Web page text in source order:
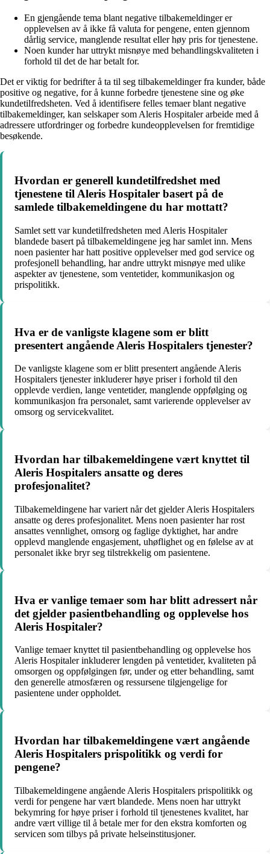
En gjengående tema blant negative tilbakemeldinger er
opplevelsen av å ikke få valuta for pengene, enten gjennom
dårlig service, manglende resultat eller høy pris for tjenestene.
Noen kunder har uttrykt misnøye med behandlingskvaliteten i
forhold til det de har betalt for.
Det er viktig for bedrifter å ta til seg tilbakemeldinger fra kunder, både
positive og negative, for å kunne forbedre tjenestene sine og øke
kundetilfredsheten. Ved å identifisere felles temaer blant negative
tilbakemeldinger, kan selskaper som Aleris Hospitaler arbeide med å
adressere utfordringer og forbedre kundeopplevelsen for fremtidige
besøkende.
Hvordan er generell kundetilfredshet med
tjenestene til Aleris Hospitaler basert på de
samlede tilbakemeldingene du har mottatt?
Samlet sett var kundetilfredsheten med Aleris Hospitaler
blandede basert på tilbakemeldingene jeg har samlet inn. Mens
noen pasienter har hatt positive opplevelser med god service og
profesjonell behandling, har andre uttrykt misnøye med ulike
aspekter av tjenestene, som ventetider, kommunikasjon og
prispolitikk.
Hva er de vanligste klagene som er blitt
presentert angående Aleris Hospitalers tjenester?
De vanligste klagene som er blitt presentert angående Aleris
Hospitalers tjenester inkluderer høye priser i forhold til den
opplevde verdien, lange ventetider, manglende oppfølging og
kommunikasjon fra personalet, samt varierende opplevelser av
omsorg og servicekvalitet.
Hvordan har tilbakemeldingene vært knyttet til
Aleris Hospitalers ansatte og deres
profesjonalitet?
Tilbakemeldingene har variert når det gjelder Aleris Hospitalers
ansatte og deres profesjonalitet. Mens noen pasienter har rost
ansattes vennlighet, omsorg og faglige dyktighet, har andre
opplevd manglende engasjement, uhøflighet og en følelse av at
personalet ikke bryr seg tilstrekkelig om pasientene.
Hva er vanlige temaer som har blitt adressert når
det gjelder pasientbehandling og opplevelse hos
Aleris Hospitaler?
Vanlige temaer knyttet til pasientbehandling og opplevelse hos
Aleris Hospitaler inkluderer lengden på ventetider, kvaliteten på
omsorgen og oppfølgingen før, under og etter behandling, samt
den generelle atmosfæren og ressursene tilgjengelige for
pasientene under oppholdet.
Hvordan har tilbakemeldingene vært angående
Aleris Hospitalers prispolitikk og verdi for
pengene?
Tilbakemeldingene angående Aleris Hospitalers prispolitikk og
verdi for pengene har vært blandede. Mens noen har uttrykt
bekymring for høye priser i forhold til tjenestenes kvalitet, har
andre vært villige til å betale mer for den ekstra komforten og
servicen som tilbys på private helseinstitusjoner.